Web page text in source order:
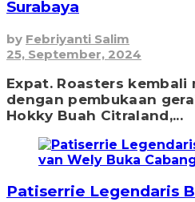
Surabaya
by Febriyanti Salim
25, September, 2024
Expat. Roasters kembali
dengan pembukaan
Hokky Buah Citraland,...
Patiserrie Legendaris